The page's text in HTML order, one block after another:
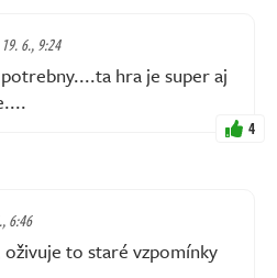
6., 9:24
hra je super aj
4
6:46
oživuje to staré vzpomínky